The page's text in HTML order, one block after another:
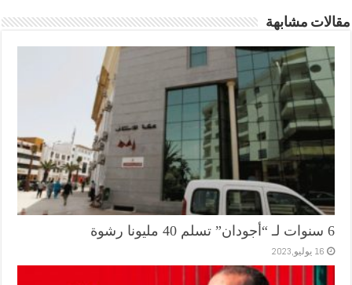
مقالات مشابهة
6 سنوات لـ “أجودان” تسلم 40 مليونا رشوة
16 يوليو,2023